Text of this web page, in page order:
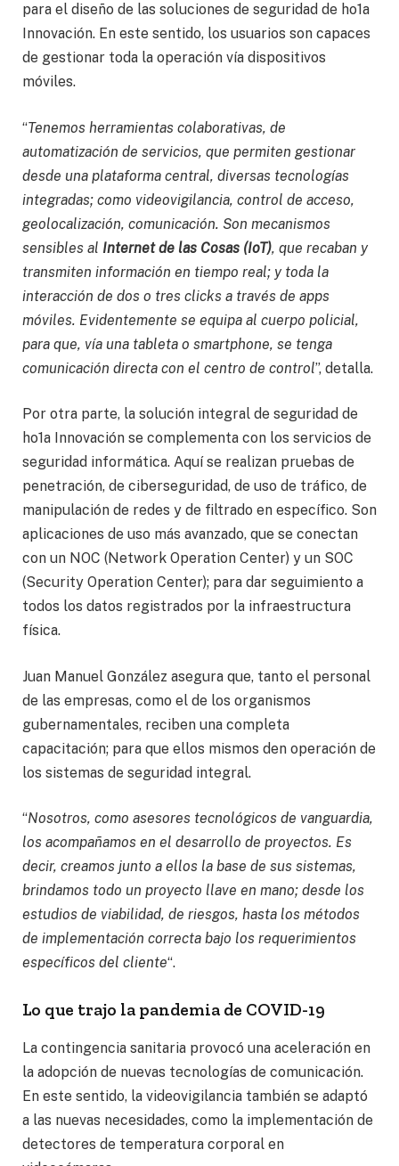
para el diseño de las soluciones de seguridad de ho1a
Innovación. En este sentido, los usuarios son capaces
de gestionar toda la operación vía dispositivos
móviles.
“Tenemos herramientas colaborativas, de
automatización de servicios, que permiten gestionar
desde una plataforma central, diversas tecnologías
integradas; como videovigilancia, control de acceso,
geolocalización, comunicación. Son mecanismos
sensibles al Internet de las Cosas (IoT), que recaban y
transmiten información en tiempo real; y toda la
interacción de dos o tres clicks a través de apps
móviles. Evidentemente se equipa al cuerpo policial,
para que, vía una tableta o smartphone, se tenga
comunicación directa con el centro de control”, detalla.
Por otra parte, la solución integral de seguridad de
ho1a Innovación se complementa con los servicios de
seguridad informática. Aquí se realizan pruebas de
penetración, de ciberseguridad, de uso de tráfico, de
manipulación de redes y de filtrado en específico. Son
aplicaciones de uso más avanzado, que se conectan
con un NOC (Network Operation Center) y un SOC
(Security Operation Center); para dar seguimiento a
todos los datos registrados por la infraestructura
física.
Juan Manuel González asegura que, tanto el personal
de las empresas, como el de los organismos
gubernamentales, reciben una completa
capacitación; para que ellos mismos den operación de
los sistemas de seguridad integral.
“Nosotros, como asesores tecnológicos de vanguardia,
los acompañamos en el desarrollo de proyectos. Es
decir, creamos junto a ellos la base de sus sistemas,
brindamos todo un proyecto llave en mano; desde los
estudios de viabilidad, de riesgos, hasta los métodos
de implementación correcta bajo los requerimientos
específicos del cliente“.
Lo que trajo la pandemia de COVID-19
La contingencia sanitaria provocó una aceleración en
la adopción de nuevas tecnologías de comunicación.
En este sentido, la videovigilancia también se adaptó
a las nuevas necesidades, como la implementación de
detectores de temperatura corporal en